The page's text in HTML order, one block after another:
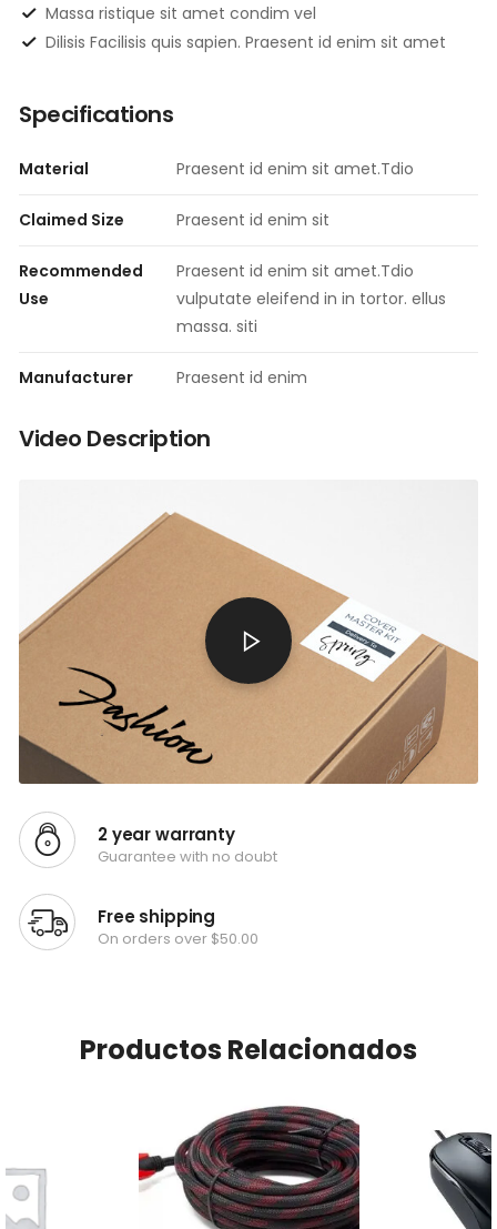
Massa ristique sit amet condim vel
Dilisis Facilisis quis sapien. Praesent id enim sit amet
Specifications
Material Praesent id enim sit amet.Tdio
Claimed Size Praesent id enim sit
Recommended
Use
Praesent id enim sit amet.Tdio
vulputate eleifend in in tortor. ellus
massa. siti
Manufacturer Praesent id enim
Video Description
2 year warranty
Guarantee with no doubt
Free shipping
On orders over $50.00
Productos Relacionados